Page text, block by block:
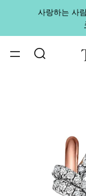
사랑하는 사